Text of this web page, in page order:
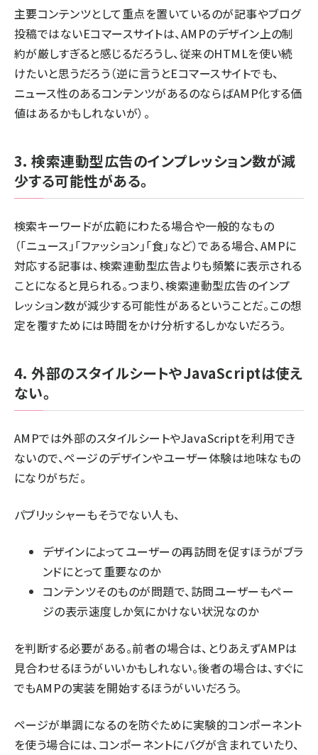
主要コンテンツとして重点を置いているのが記事やブログ
投稿ではないEコマースサイトは、AMPのデザイン上の制
約が厳しすぎると感じるだろうし、従来のHTMLを使い続
けたいと思うだろう（逆に言うとEコマースサイトでも、
ニュース性のあるコンテンツがあるのならばAMP化する価
値はあるかもしれないが）。
3. 検索連動型広告のインプレッション数が減
少する可能性がある。
検索キーワードが広範にわたる場合や一般的なもの
（「ニュース」「ファッション」「食」など）である場合、AMPに
対応する記事は、検索連動型広告よりも頻繁に表示される
ことになると見られる。つまり、検索連動型広告のインプ
レッション数が減少する可能性があるということだ。この想
定を覆すためには時間をかけ分析するしかないだろう。
4. 外部のスタイルシートやJavaScriptは使え
ない。
AMPでは外部のスタイルシートやJavaScriptを利用でき
ないので、ページのデザインやユーザー体験は地味なもの
になりがちだ。
パブリッシャーもそうでない人も、
デザインによってユーザーの再訪問を促すほうがブラ
ンドにとって重要なのか
コンテンツそのものが問題で、訪問ユーザーもペー
ジの表示速度しか気にかけない状況なのか
を判断する必要がある。前者の場合は、とりあえずAMPは
見合わせるほうがいいかもしれない。後者の場合は、すぐに
でもAMPの実装を開始するほうがいいだろう。
ページが単調になるのを防ぐために実験的コンポーネント
を使う場合には、コンポーネントにバグが含まれていたり、